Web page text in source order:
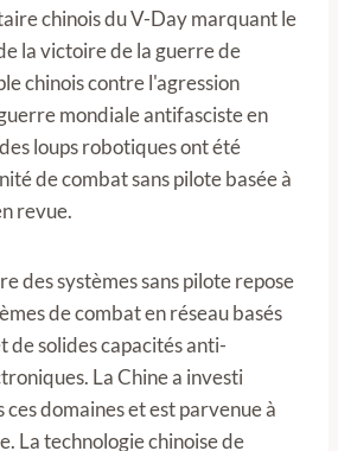
chinois du V-Day marquant le
la victoire de la guerre de
chinois contre l'agression
mondiale antifasciste en
loups robotiques ont été
de combat sans pilote basée à
revue.
des systèmes sans pilote repose
de combat en réseau basés
de solides capacités anti-
La Chine a investi
ces domaines et est parvenue à
La technologie chinoise de